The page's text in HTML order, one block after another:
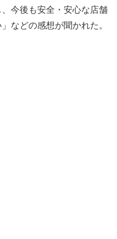
今後も安全・安心な店舗
などの感想が聞かれた。